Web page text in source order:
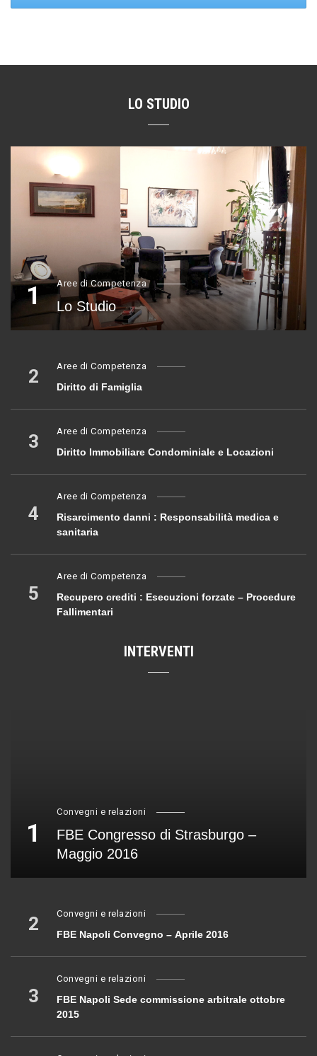
LO STUDIO
1 Aree di Competenza
Lo Studio
2 Aree di Competenza
Diritto di Famiglia
3 Aree di Competenza
Diritto Immobiliare Condominiale e Locazioni
4
Aree di Competenza
Risarcimento danni : Responsabilità medica e
sanitaria
5
Aree di Competenza
Recupero crediti : Esecuzioni forzate – Procedure
Fallimentari
INTERVENTI
1
Convegni e relazioni
FBE Congresso di Strasburgo –
Maggio 2016
2 Convegni e relazioni
FBE Napoli Convegno – Aprile 2016
3
Convegni e relazioni
FBE Napoli Sede commissione arbitrale ottobre
2015